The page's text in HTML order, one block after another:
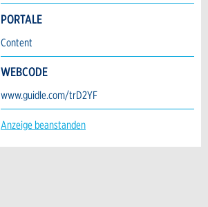
PORTALE
Content
WEBCODE
www.guidle.com/trD2YF
Anzeige beanstanden